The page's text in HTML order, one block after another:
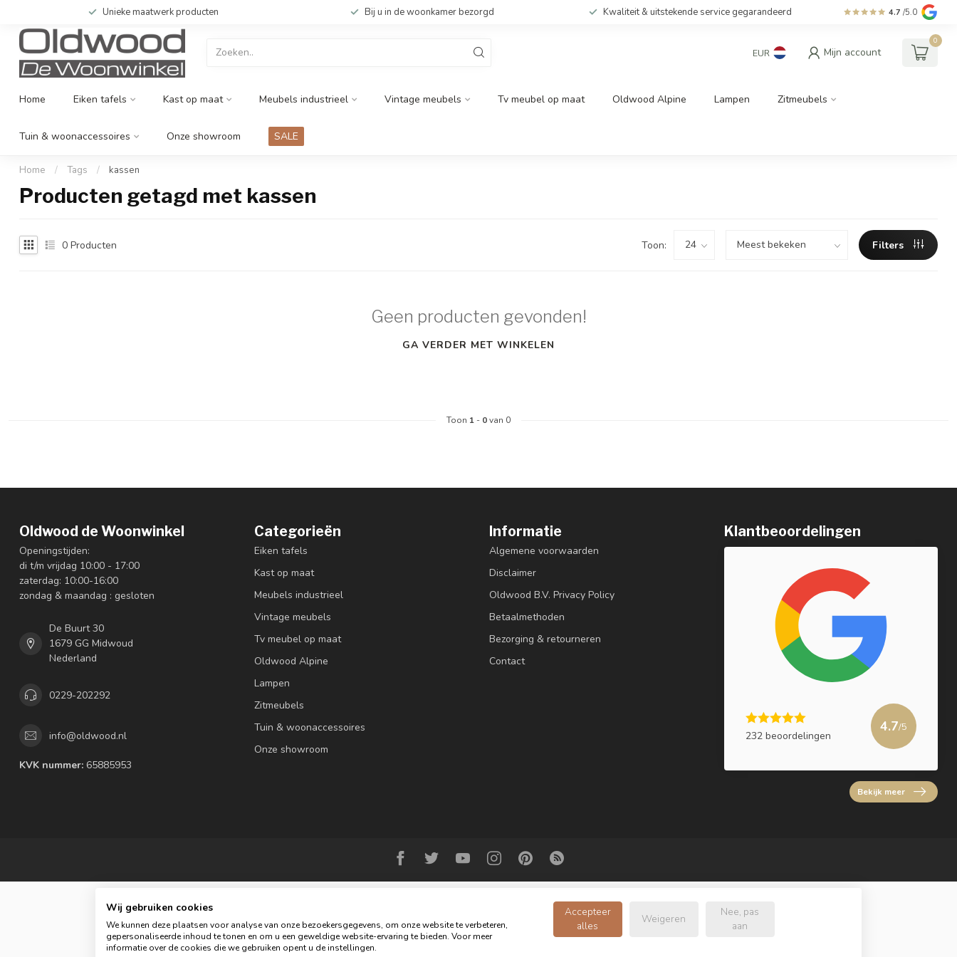
Unieke maatwerk producten Bij u in de woonkamer bezorgd Kwaliteit & uitstekende service gegarandeerd 4.7 /5.0
EUR Mijn account
0
Home Eiken tafels Kast op maat Meubels industrieel Vintage meubels Tv meubel op maat Oldwood Alpine Lampen Zitmeubels
Tuin & woonaccessoires Onze showroom SALE
Home / Tags / kassen
Producten getagd met kassen
0 Producten Toon: Filters
Geen producten gevonden!
GA VERDER MET WINKELEN
Toon 1 - 0van 0
Oldwood de Woonwinkel
Openingstijden:
di t/m vrijdag 10:00 - 17:00
zaterdag: 10:00-16:00
zondag & maandag : gesloten
De Buurt 30
1679 GG Midwoud
Nederland
0229-202292
info@oldwood.nl
KVK nummer: 65885953
Categorieën
Eiken tafels
Kast op maat
Meubels industrieel
Vintage meubels
Tv meubel op maat
Oldwood Alpine
Lampen
Zitmeubels
Tuin & woonaccessoires
Onze showroom
Informatie
Algemene voorwaarden
Disclaimer
Oldwood B.V. Privacy Policy
Betaalmethoden
Bezorging & retourneren
Contact
Klantbeoordelingen
232 beoordelingen
4.7/5
Bekijk meer
© Copyright 2026 Oldwood de Woonwinkel - Powered by
Wij gebruiken cookies
We kunnen deze plaatsen voor analyse van onze bezoekersgegevens, om onze website te verbeteren,
gepersonaliseerde inhoud te tonen en om u een geweldige website-ervaring te bieden. Voor meer
informatie over de cookies die we gebruiken opent u de instellingen.
Accepteer
alles
Weigeren
Nee, pas
aan